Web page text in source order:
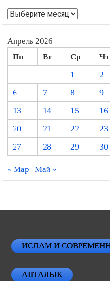
Архивы
Апрель 2026
Пн Вт Ср Чт
1
2
6
7 8 9
13
14 15 16
20
21 22 23
27
28 29 30
« Мар Май »
ИСЛАМ И
АПТАЛЫК